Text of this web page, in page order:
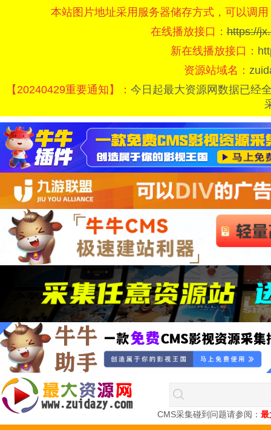
本站图片地址采用服务器储存方式，可以调
在线播放接口：https://
新在线播放接口：
资源站域名：
【20240429重要通知】： 今日起最大资源网数据已经
CMS采集碰到问题请参阅： 最